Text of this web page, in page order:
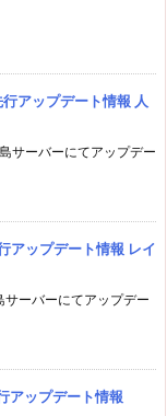
アップデート情報 人
サーバーにてアップデー
アップデート情報 レイ
ーバーにてアップデー
アップデート情報